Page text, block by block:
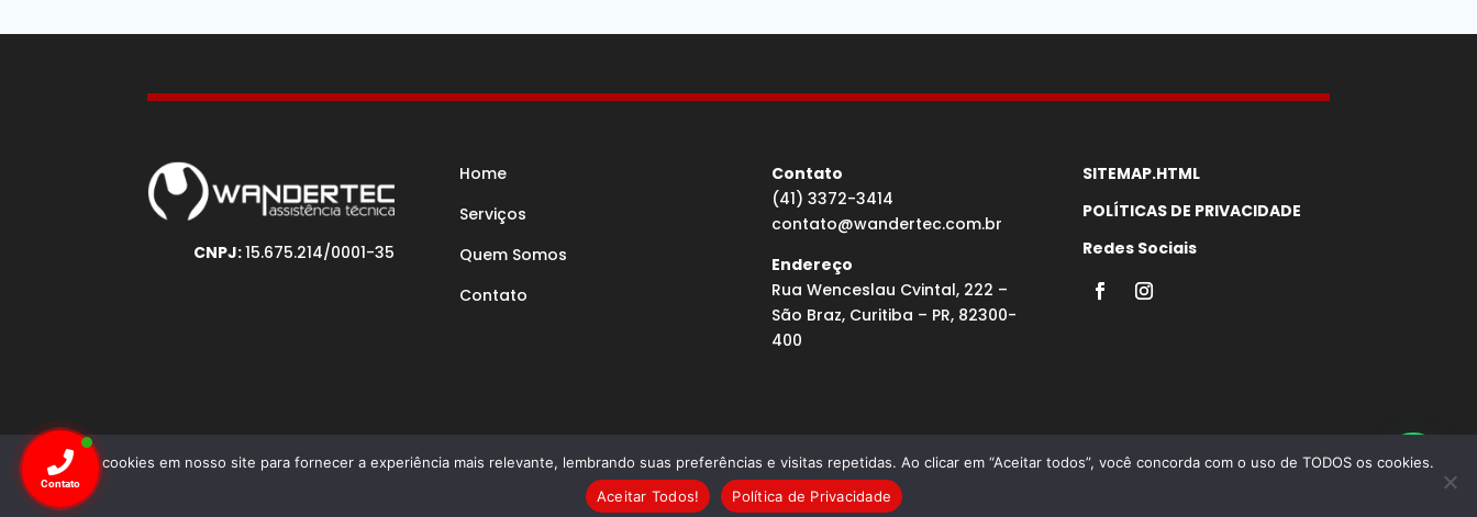
CNPJ:15.675.214/0001-35
Home
Serviços
Quem Somos
Contato
Contato
(41) 3372-3414
contato@wandertec.com.br
Endereço
Rua Wenceslau Cvintal, 222 –
São Braz, Curitiba – PR, 82300-
400
SITEMAP.HTML
POLÍTICAS DE PRIVACIDADE
Redes Sociais
Desenvolvido por Agência Microsenior | Websites e Posicionamento Google
Usamos cookies em nosso site para fornecer a experiência mais relevante, lembrando suas preferências e visitas repetidas. Ao clicar em “Aceitar todos”, você concorda com o uso de TODOS os cookies.
Aceitar Todos!
Política de Privacidade
Contato